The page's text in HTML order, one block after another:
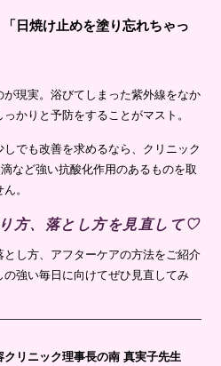
日焼け止めを塗り忘れちゃっ
現実。浴びてしまった紫外線をなか
かりと予防をすることがマスト。
でも改善を求めるなら、クリニック
など強い抗酸化作用のあるものを取
。
方、落とし方を見直して♡
とし方、アフターケアの方法をご紹介
強い毎日に向けてぜひ見直してみ
クリニック理事長の南 真実子先生